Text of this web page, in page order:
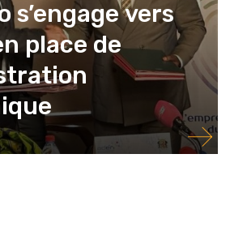
s’engage vers
place de